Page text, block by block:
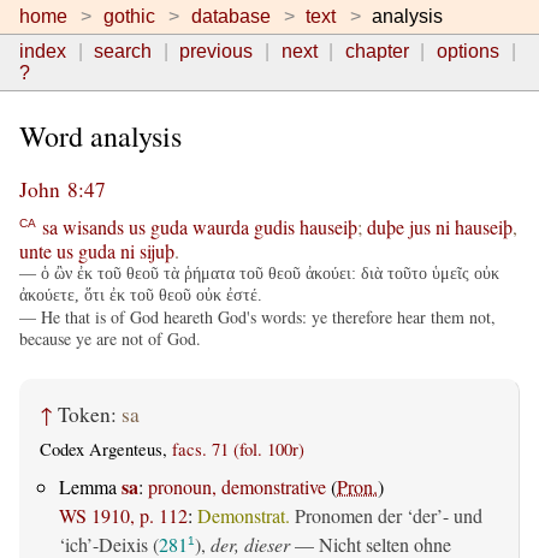
home gothic database text
analysis
index
search previous next chapter
options
?
Word analysis
John 8:47
CA sa wisandsus guda waurda gudishauseiþ; duþejusni hauseiþ,
unteus guda ni sijuþ.
— ὁ ὢν ἐκ τοῦ θεοῦ τὰ ῥήματα τοῦ θεοῦ ἀκούει: διὰ τοῦτο ὑμεῖς οὐκ
ἀκούετε, ὅτι ἐκ τοῦ θεοῦ οὐκ ἐστέ.
— He that is of God heareth God's words: ye therefore hear them not,
because ye are not of God.
↑ Token: sa
Codex Argenteus, facs. 71 (fol. 100r)
Lemma sa: pronoun, demonstrative(Pron.)
WS 1910, p. 112: Demonstrat. Pronomen der ‘der’- und
‘ich’-Deixis (281 1), der, dieser— Nicht selten ohne